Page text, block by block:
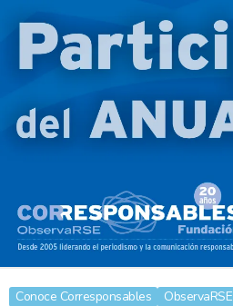
Conoce Corresponsables
ObservaRSE